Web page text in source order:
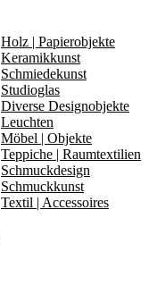
Holz | Papierobjekte
Keramikkunst
Schmiedekunst
Studioglas
Diverse Designobjekte
Leuchten
Möbel | Objekte
Teppiche | Raumtextilien
Schmuckdesign
Schmuckkunst
Textil | Accessoires